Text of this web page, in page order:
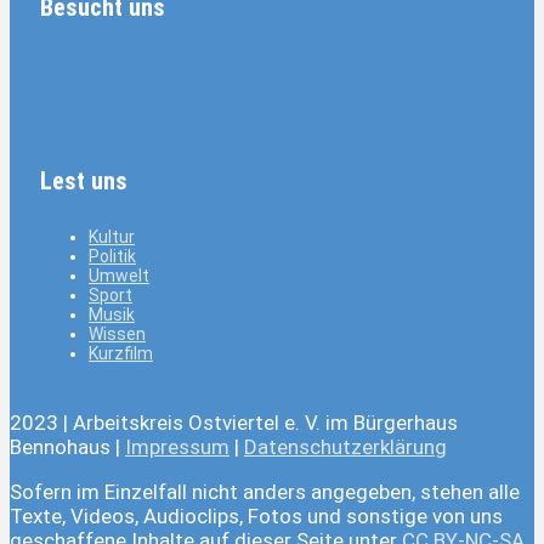
Besucht uns
Lest uns
Kultur
Politik
Umwelt
Sport
Musik
Wissen
Kurzfilm
2023 | Arbeitskreis Ostviertel e. V. im Bürgerhaus
Bennohaus | Impressum | Datenschutzerklärung
Sofern im Einzelfall nicht anders angegeben, stehen alle
Texte, Videos, Audioclips, Fotos und sonstige von uns